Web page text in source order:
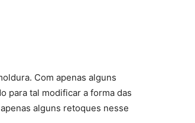
Com apenas alguns
para tal modificar a forma das
alguns retoques nesse